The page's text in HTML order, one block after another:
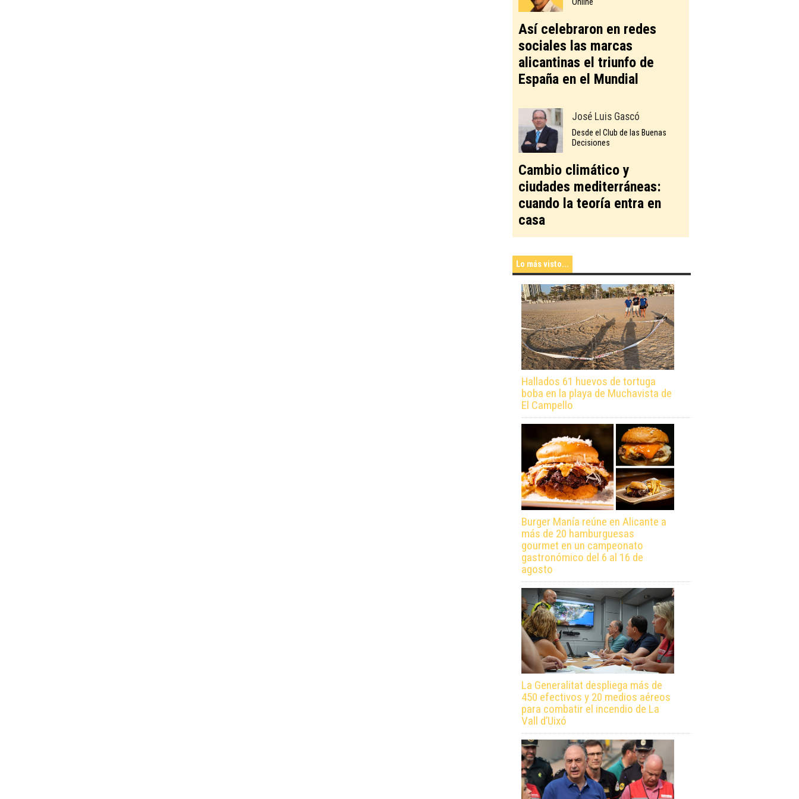
Online
Así celebraron en redes
sociales las marcas
alicantinas el triunfo de
España en el Mundial
José Luis Gascó
Desde el Club de las Buenas
Decisiones
Cambio climático y
ciudades mediterráneas:
cuando la teoría entra en
casa
Lo más visto...
Hallados 61 huevos de tortuga
boba en la playa de Muchavista de
El Campello
Burger Manía reúne en Alicante a
más de 20 hamburguesas
gourmet en un campeonato
gastronómico del 6 al 16 de
agosto
La Generalitat despliega más de
450 efectivos y 20 medios aéreos
para combatir el incendio de La
Vall d’Uixó